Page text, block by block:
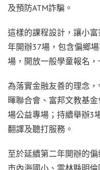
及預防ATM詐騙。
這樣的課程設計，讓小
年開辦37場，包含偏鄉
場，開放一般學童報名
為落實金融友善的理念
暉聯合會、富邦文教基
場公益專場；持續舉辦3
翻譯及聽打服務。
至於延續第二年開辦的
市內海國小、雲林縣明